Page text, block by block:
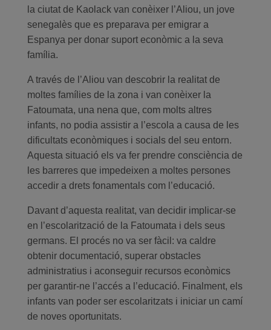
la ciutat de Kaolack van conèixer l’Aliou, un jove
senegalès que es preparava per emigrar a
Espanya per donar suport econòmic a la seva
família.
A través de l’Aliou van descobrir la realitat de
moltes famílies de la zona i van conèixer la
Fatoumata, una nena que, com molts altres
infants, no podia assistir a l’escola a causa de les
dificultats econòmiques i socials del seu entorn.
Aquesta situació els va fer prendre consciència de
les barreres que impedeixen a moltes persones
accedir a drets fonamentals com l’educació.
Davant d’aquesta realitat, van decidir implicar-se
en l’escolarització de la Fatoumata i dels seus
germans. El procés no va ser fàcil: va caldre
obtenir documentació, superar obstacles
administratius i aconseguir recursos econòmics
per garantir-ne l’accés a l’educació. Finalment, els
infants van poder ser escolaritzats i iniciar un camí
de noves oportunitats.